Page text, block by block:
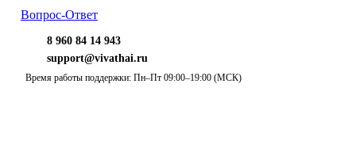
Вопрос-Ответ
8 960 84 14 943
support@vivathai.ru
Время работы поддержки: Пн–Пт 09:00–19:00 (МСК)